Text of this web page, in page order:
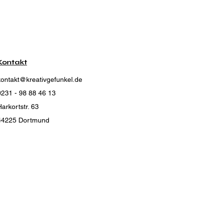
- 98 88 46 13
63
Dortmund